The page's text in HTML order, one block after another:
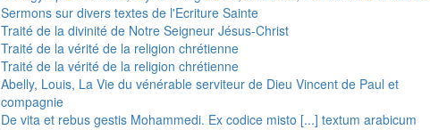
Sermons sur divers textes de l'Ecriture Sainte
Traité de la divinité de Notre Seigneur Jésus-Christ
Traité de la vérité de la religion chrétienne
Traité de la vérité de la religion chrétienne
Abelly, Louis, La Vie du vénérable serviteur de Dieu Vincent de Paul et
compagnie
De vita et rebus gestis Mohammedi. Ex codice misto [...] textum arabicum